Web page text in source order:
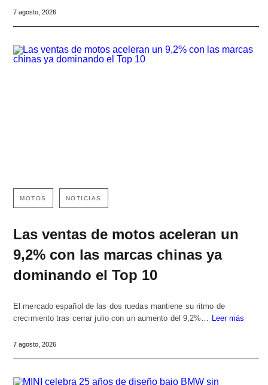
7 agosto, 2026
MOTOS NOTICIAS
Las ventas de motos aceleran un
9,2% con las marcas chinas ya
dominando el Top 10
El mercado español de las dos ruedas mantiene su ritmo de
crecimiento tras cerrar julio con un aumento del 9,2%… Leer más
7 agosto, 2026